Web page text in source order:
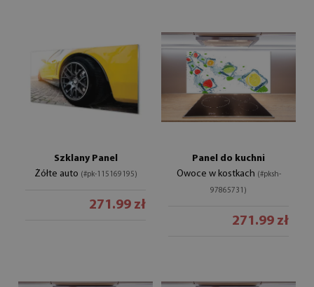
Szklany Panel
Żółte auto (#pk-115169195)
271.99 zł
Panel do kuchni
Owoce w kostkach (#pksh-
97865731)
271.99 zł